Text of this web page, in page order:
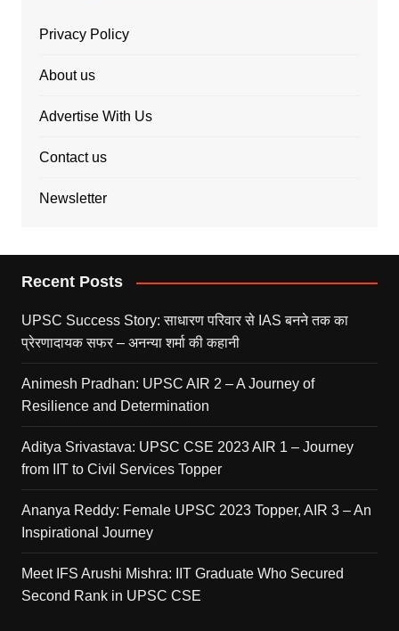
Privacy Policy
About us
Advertise With Us
Contact us
Newsletter
Recent Posts
UPSC Success Story: साधारण परिवार से IAS बनने तक का
प्रेरणादायक सफर – अनन्या शर्मा की कहानी
Animesh Pradhan: UPSC AIR 2 – A Journey of
Resilience and Determination
Aditya Srivastava: UPSC CSE 2023 AIR 1 – Journey
from IIT to Civil Services Topper
Ananya Reddy: Female UPSC 2023 Topper, AIR 3 – An
Inspirational Journey
Meet IFS Arushi Mishra: IIT Graduate Who Secured
Second Rank in UPSC CSE